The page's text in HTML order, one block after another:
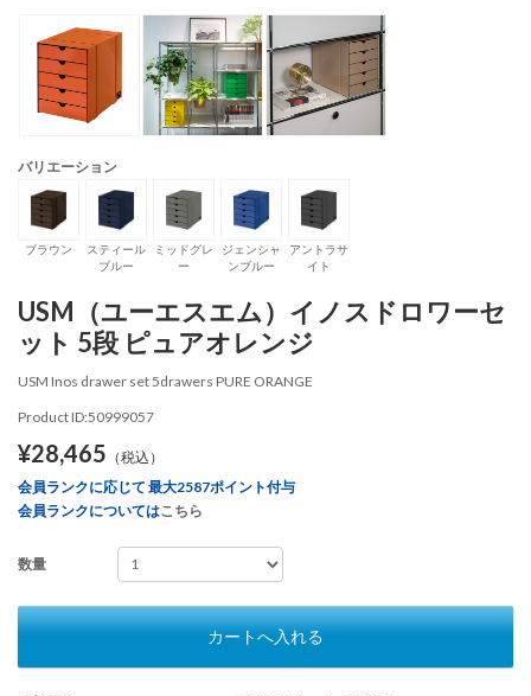
バリエーション
ブラウン
スティール
ブルー
ミッドグレ
ー
ジェンシャ
ンブルー
アントラサ
イト
USM（ユーエスエム）イノスドロワーセ
ット 5段 ピュアオレンジ
USM Inos drawer set 5drawers PURE ORANGE
Product ID:50999057
¥28,465 （税込）
会員ランクに応じて 最大2587ポイント付与
会員ランクについてはこちら
数量
カートへ入れる